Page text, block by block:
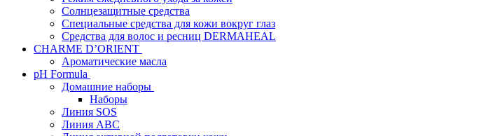
Солнцезащитные средства
Специальные средства для кожи вокруг глаз
Средства для волос и ресниц DERMAHEAL
CHARME D’ORIENT
Ароматические масла
pH Formula
Домашние наборы
Наборы
Линия SOS
Линия АВС